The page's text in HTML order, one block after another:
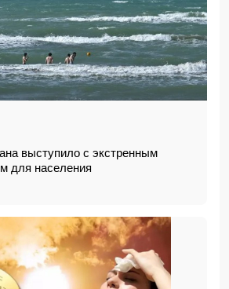
выступило с экстренным
для населения